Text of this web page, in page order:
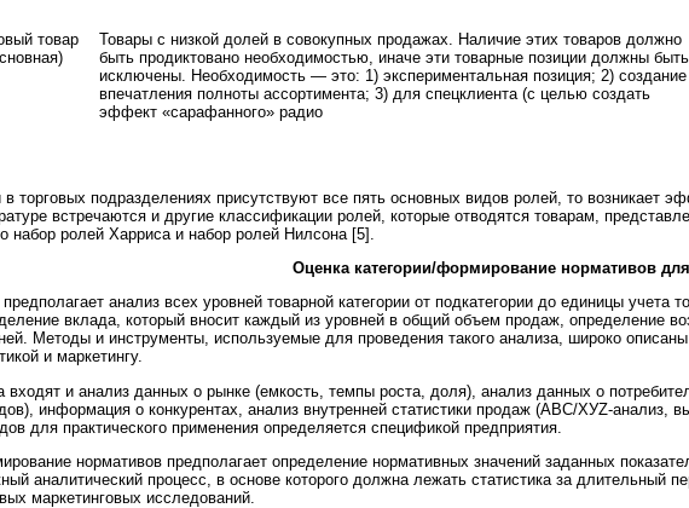
товар
Товары с низкой долей в совокупных продажах. Наличие этих товаров должно
быть продиктовано необходимостью, иначе эти товарные позиции должны быть
исключены. Необходимость — это: 1) экспериментальная позиция; 2) создание
впечатления полноты ассортимента; 3) для спецклиента (с целью создать
эффект «сарафанного» радио
в торговых подразделениях присутствуют все пять основных видов ролей, то возникает
встречаются и другие классификации ролей, которые отводятся товарам,
набор ролей Харриса и набор ролей Нилсона [5].
Оценка категории/формирование нормативов для
анализ всех уровней товарной категории от подкатегории до единицы учета
вклада, который вносит каждый из уровней в общий объем продаж, определение
Методы и инструменты, используемые для проведения такого анализа, широко
и маркетингу.
и анализ данных о рынке (емкость, темпы роста, доля), анализ данных о
информация о конкурентах, анализ внутренней статистики продаж (АВС/ХУZ-анализ,
для практического применения определяется спецификой предприятия.
нормативов предполагает определение нормативных значений заданных
аналитический процесс, в основе которого должна лежать статистика за длительный
маркетинговых исследований.